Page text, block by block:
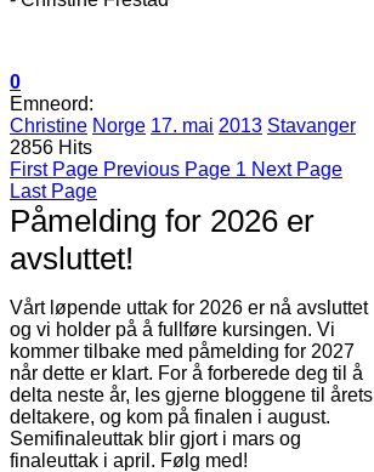
0
Emneord:
Christine Norge 17. mai 2013 Stavanger
2856 Hits
First Page Previous Page 1 Next Page
Last Page
Påmelding for 2026 er
avsluttet!
Vårt løpende uttak for 2026 er nå avsluttet
og vi holder på å fullføre kursingen. Vi
kommer tilbake med påmelding for 2027
når dette er klart. For å forberede deg til å
delta neste år, les gjerne bloggene til årets
deltakere, og kom på finalen i august.
Semifinaleuttak blir gjort i mars og
finaleuttak i april. Følg med!